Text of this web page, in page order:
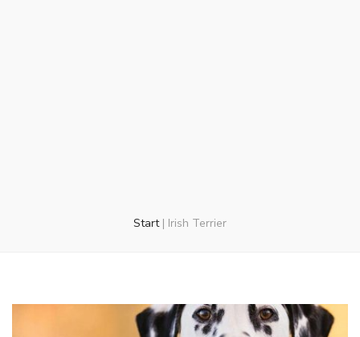
Start | Irish Terrier